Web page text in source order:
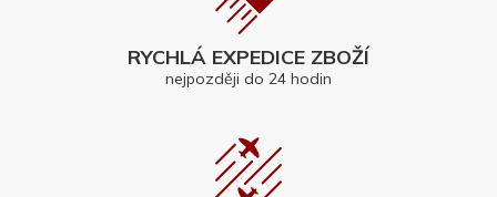
RYCHLÁ EXPEDICE ZBOŽÍ
nejpozději do 24 hodin